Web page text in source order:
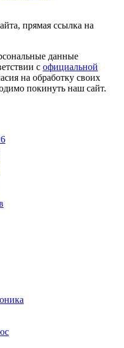
прямая ссылка на
данные
с официальной
на обработку своих
покинуть наш сайт.